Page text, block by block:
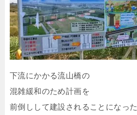
下流にかかる流山橋の
混雑緩和のため計画を
前倒しして建設されることになった